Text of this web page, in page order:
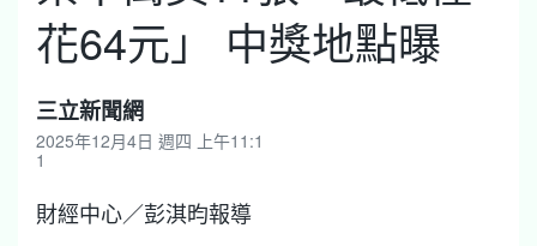
花64元」 中獎地點曝
三立新聞網
2025年12月4日 週四 上午11:1
1
財經中心／彭淇昀報導